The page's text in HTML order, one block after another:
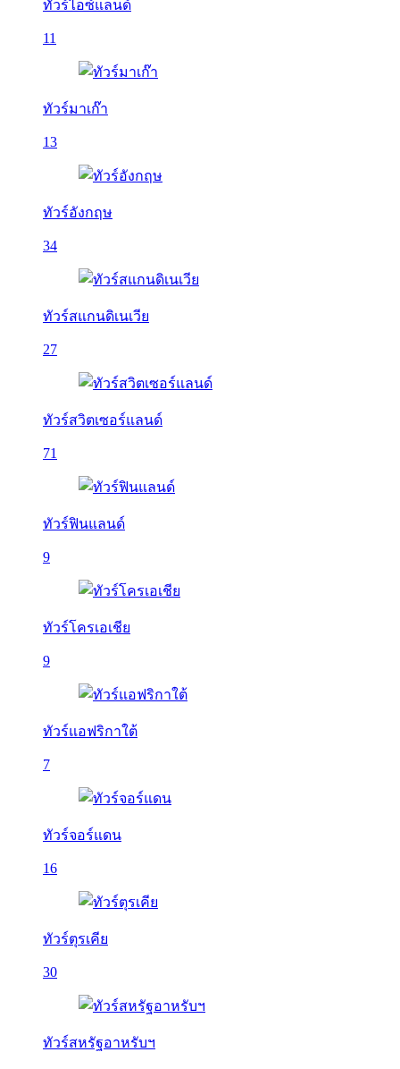
ทัวร์ไอซ์แลนด์
11
ทัวร์มาเก๊า
13
ทัวร์อังกฤษ
34
ทัวร์สแกนดิเนเวีย
27
ทัวร์สวิตเซอร์แลนด์
71
ทัวร์ฟินแลนด์
9
ทัวร์โครเอเชีย
9
ทัวร์แอฟริกาใต้
7
ทัวร์จอร์แดน
16
ทัวร์ตุรเคีย
30
ทัวร์สหรัฐอาหรับฯ